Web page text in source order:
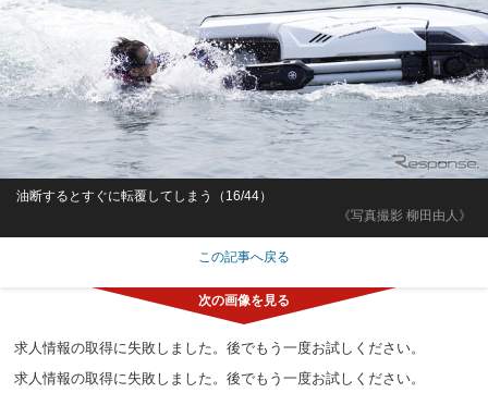
《写真撮影 柳田由人》
油断するとすぐに転覆してしまう（16/44）
この記事へ戻る
求人情報の取得に失敗しました。後でもう一度お試しください。
求人情報の取得に失敗しました。後でもう一度お試しください。